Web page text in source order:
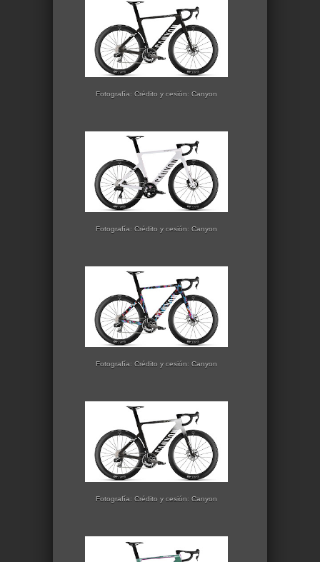
Fotografía: Crédito y cesión: Canyon
Fotografía: Crédito y cesión: Canyon
Fotografía: Crédito y cesión: Canyon
Fotografía: Crédito y cesión: Canyon